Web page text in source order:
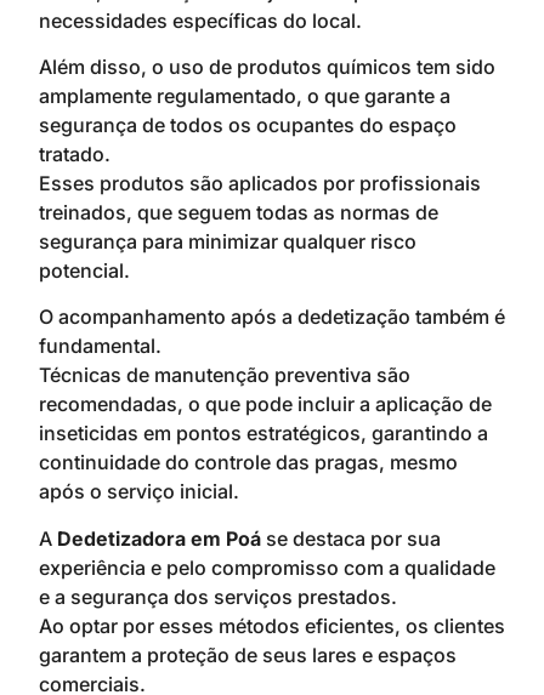
necessidades específicas do local.
Além disso, o uso de produtos químicos tem sido
amplamente regulamentado, o que garante a
segurança de todos os ocupantes do espaço
tratado.
Esses produtos são aplicados por profissionais
treinados, que seguem todas as normas de
segurança para minimizar qualquer risco
potencial.
O acompanhamento após a dedetização também é
fundamental.
Técnicas de manutenção preventiva são
recomendadas, o que pode incluir a aplicação de
inseticidas em pontos estratégicos, garantindo a
continuidade do controle das pragas, mesmo
após o serviço inicial.
A Dedetizadora em Poá se destaca por sua
experiência e pelo compromisso com a qualidade
e a segurança dos serviços prestados.
Ao optar por esses métodos eficientes, os clientes
garantem a proteção de seus lares e espaços
comerciais.